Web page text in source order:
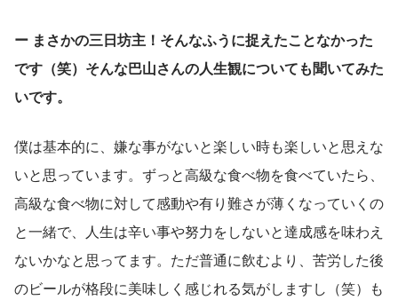
ー まさかの三日坊主！そんなふうに捉えたことなかった
です（笑）そんな巴山さんの人生観についても聞いてみた
いです。
僕は基本的に、嫌な事がないと楽しい時も楽しいと思えな
いと思っています。ずっと高級な食べ物を食べていたら、
高級な食べ物に対して感動や有り難さが薄くなっていくの
と一緒で、人生は辛い事や努力をしないと達成感を味わえ
ないかなと思ってます。ただ普通に飲むより、苦労した後
のビールが格段に美味しく感じれる気がしますし（笑）も